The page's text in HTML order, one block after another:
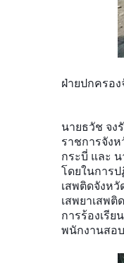
ฝ่ายปกครอ
นายธวัช จง
ราชการจัง
กระบี่ และ
โดยในการป
เสพติดจังห
เสพยาเสพ
การร้องเรี
พนักงานสอ